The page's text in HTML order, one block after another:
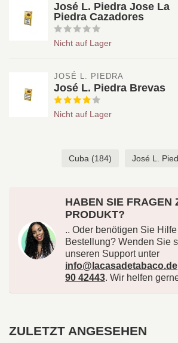
José L. Piedra Jose La
Piedra Cazadores
Nicht auf Lager
JOSÉ L. PIEDRA
José L. Piedra Brevas
Nicht auf Lager
Cuba (184) José L.
HABEN SIE FRAGEN
PRODUKT?
.. Oder benötigen Sie
Bestellung? Wenden Sie
unseren Support unter
info@lacasadetabaco.de
90 42443. Wir helfen
ZULETZT ANGESEHEN